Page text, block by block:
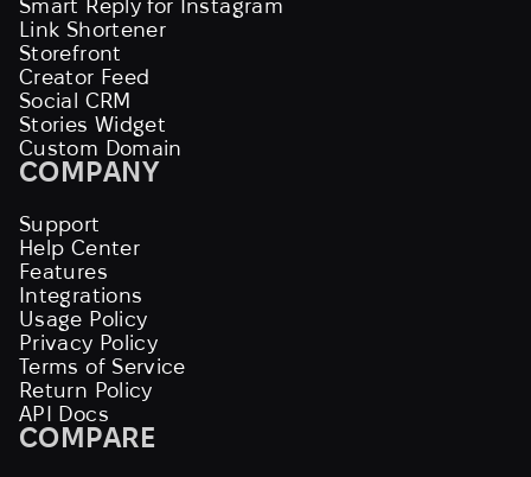
Smart Reply for Instagram
Link Shortener
Storefront
Creator Feed
Social CRM
Stories Widget
Custom Domain
COMPANY
Support
Help Center
Features
Integrations
Usage Policy
Privacy Policy
Terms of Service
Return Policy
API Docs
COMPARE